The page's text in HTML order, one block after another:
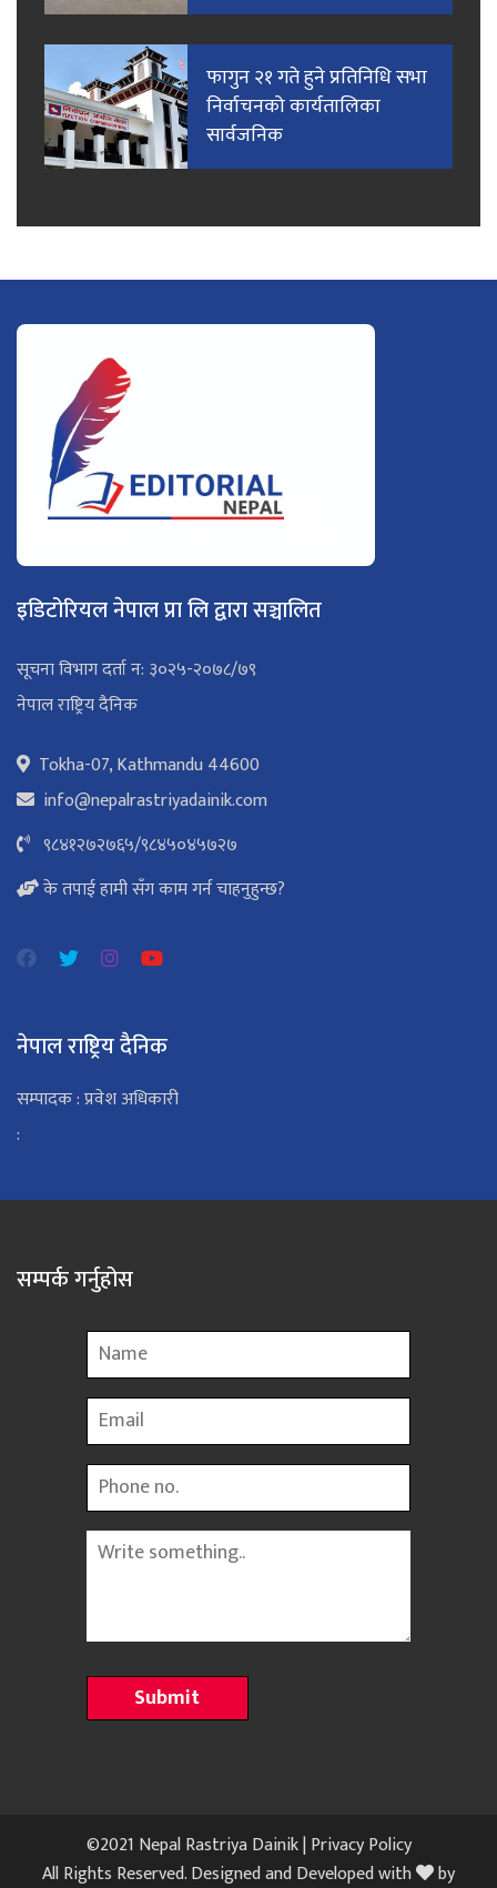
फागुन २१ गते हुने प्रतिनिधि सभा
निर्वाचनको कार्यतालिका
सार्वजनिक
इडिटोरियल नेपाल प्रा लि द्वारा सञ्चालित
सूचना विभाग दर्ता न: ३०२५-२०७८/७९
नेपाल राष्ट्रिय दैनिक
Tokha-07, Kathmandu 44600
info@nepalrastriyadainik.com
९८४१२७२७६५/९८४५०४५७२७
के तपाई हामी सँग काम गर्न चाहनुहुन्छ?
नेपाल राष्ट्रिय दैनिक
सम्पादक : प्रवेश अधिकारी
:
सम्पर्क गर्नुहोस
Name
Email
Phone
Message
©2021 Nepal Rastriya Dainik |Privacy Policy
All Rights Reserved. Designed and Developed with
by